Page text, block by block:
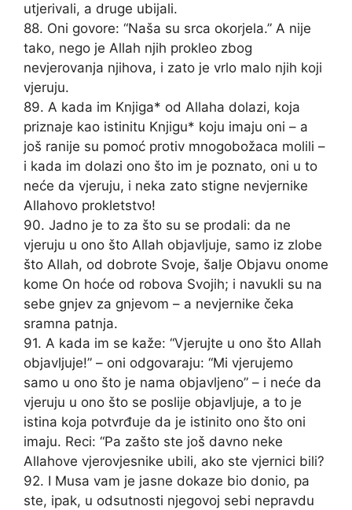
utjerivali, a druge ubijali.
88. Oni govore: “Naša su srca okorjela.” A nije
tako, nego je Allah njih prokleo zbog
nevjerovanja njihova, i zato je vrlo malo njih koji
vjeruju.
89. A kada im Knjiga* od Allaha dolazi, koja
priznaje kao istinitu Knjigu* koju imaju oni – a
još ranije su pomoć protiv mnogobožaca molili –
i kada im dolazi ono što im je poznato, oni u to
neće da vjeruju, i neka zato stigne nevjernike
Allahovo prokletstvo!
90. Jadno je to za što su se prodali: da ne
vjeruju u ono što Allah objavljuje, samo iz zlobe
što Allah, od dobrote Svoje, šalje Objavu onome
kome On hoće od robova Svojih; i navukli su na
sebe gnjev za gnjevom – a nevjernike čeka
sramna patnja.
91. A kada im se kaže: “Vjerujte u ono što Allah
objavljuje!” – oni odgovaraju: “Mi vjerujemo
samo u ono što je nama objavljeno” – i neće da
vjeruju u ono što se poslije objavljuje, a to je
istina koja potvrđuje da je istinito ono što oni
imaju. Reci: “Pa zašto ste još davno neke
Allahove vjerovjesnike ubili, ako ste vjernici bili?
92. I Musa vam je jasne dokaze bio donio, pa
ste, ipak, u odsutnosti njegovoj sebi nepravdu